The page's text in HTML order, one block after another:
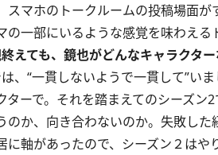
マホのトークルームの投稿場面が
の一部にいるような感覚を味わえる
ても、鏡也がどんなキャラクター
“一貫しないようで一貫して”い
ターで。それを踏まえてのシーズ
のか、向き合わないのか。失敗し
に軸があったので、シーズン２はや